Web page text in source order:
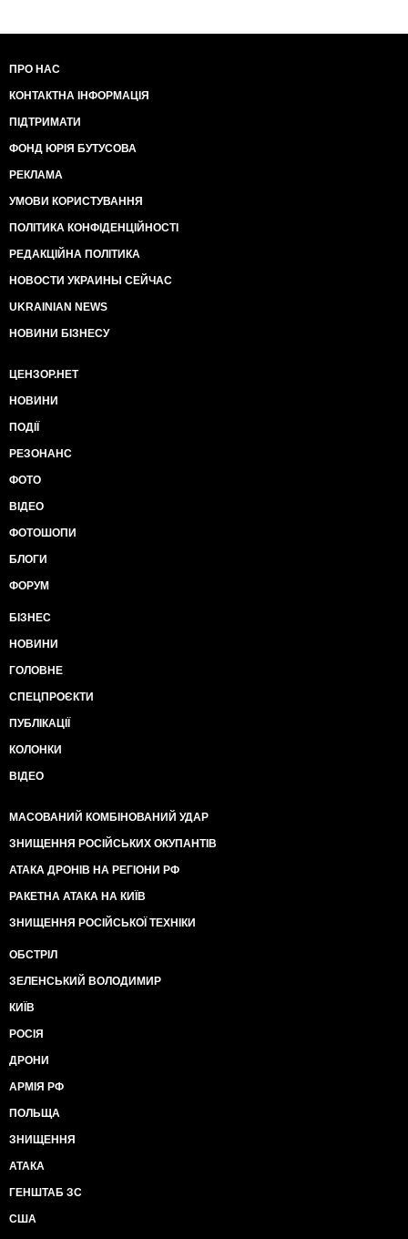
ПРО НАС
КОНТАКТНА ІНФОРМАЦІЯ
ПІДТРИМАТИ
ФОНД ЮРІЯ БУТУСОВА
РЕКЛАМА
УМОВИ КОРИСТУВАННЯ
ПОЛІТИКА КОНФІДЕНЦІЙНОСТІ
РЕДАКЦІЙНА ПОЛІТИКА
НОВОСТИ УКРАИНЫ СЕЙЧАС
UKRAINIAN NEWS
НОВИНИ БІЗНЕСУ
ЦЕНЗОР.НЕТ
НОВИНИ
ПОДІЇ
РЕЗОНАНС
ФОТО
ВІДЕО
ФОТОШОПИ
БЛОГИ
ФОРУМ
БІЗНЕС
НОВИНИ
ГОЛОВНЕ
СПЕЦПРОЄКТИ
ПУБЛІКАЦІЇ
КОЛОНКИ
ВІДЕО
МАСОВАНИЙ КОМБІНОВАНИЙ УДАР
ЗНИЩЕННЯ РОСІЙСЬКИХ ОКУПАНТІВ
АТАКА ДРОНІВ НА РЕГІОНИ РФ
РАКЕТНА АТАКА НА КИЇВ
ЗНИЩЕННЯ РОСІЙСЬКОЇ ТЕХНІКИ
ОБСТРІЛ
ЗЕЛЕНСЬКИЙ ВОЛОДИМИР
КИЇВ
РОСІЯ
ДРОНИ
АРМІЯ РФ
ПОЛЬЩА
ЗНИЩЕННЯ
АТАКА
ГЕНШТАБ ЗС
США